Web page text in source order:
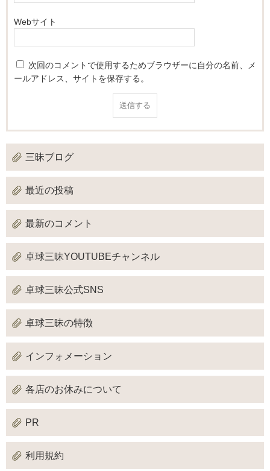
Webサイト
次回のコメントで使用するためブラウザーに自分の名前、メ
ールアドレス、サイトを保存する。
三昧ブログ
最近の投稿
最新のコメント
卓球三昧YOUTUBEチャンネル
卓球三昧公式SNS
卓球三昧の特徴
インフォメーション
各店のお休みについて
PR
利用規約